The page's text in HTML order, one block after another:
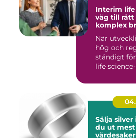
Interim life
väg till rätt
komplex
När
hög och
ständigt
life
Sälja silver i
du ut mest
värdesaker